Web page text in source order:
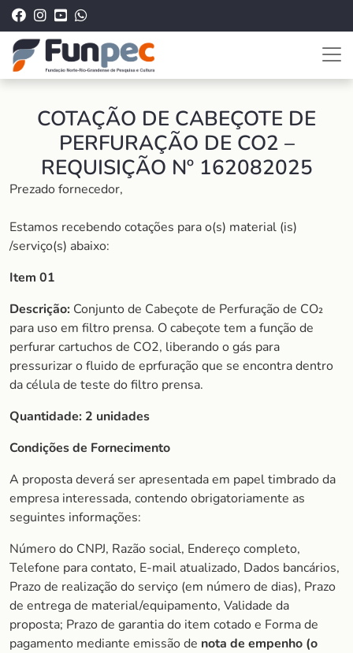
COTAÇÃO DE CABEÇOTE DE
PERFURAÇÃO DE CO2 –
REQUISIÇÃO Nº 162082025
Prezado fornecedor,
Estamos recebendo cotações para o(s) material (is)
/serviço(s) abaixo:
Item 01
Descrição: Conjunto de Cabeçote de Perfuração de CO₂
para uso em filtro prensa. O cabeçote tem a função de
perfurar cartuchos de CO2, liberando o gás para
pressurizar o fluido de eprfuração que se encontra dentro
da célula de teste do filtro prensa.
Quantidade: 2 unidades
Condições de Fornecimento
A proposta deverá ser apresentada em papel timbrado da
empresa interessada, contendo obrigatoriamente as
seguintes informações:
Número do CNPJ, Razão social, Endereço completo,
Telefone para contato, E-mail atualizado, Dados bancários,
Prazo de realização do serviço (em número de dias), Prazo
de entrega de material/equipamento, Validade da
proposta; Prazo de garantia do item cotado e Forma de
pagamento mediante emissão de nota de empenho (o